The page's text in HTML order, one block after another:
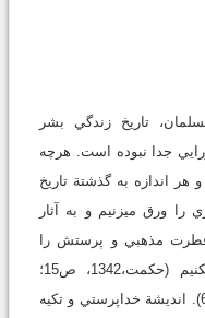
تاريخ زندگي بشر
جدا نبوده است. هرچه
هر اندازه به گذشتة تاريخ
را ورق مي‏زنيم و به آثار
فطرت مذهبي و پرستش را
همچنان در جوامع بشري مشاهده مي‏كنيم (حكمت،1342، ص15؛
كينك،1355، ص126؛ آزادگان، 1371، ص67). انديشة خداپرستي و تكيه